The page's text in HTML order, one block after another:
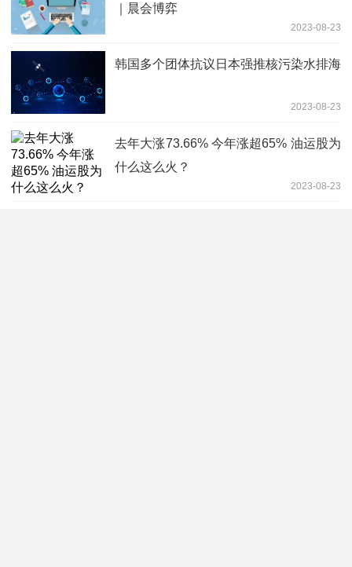
｜晨会博弈
2023-08-23
韩国多个团体抗议日本强推核污染水排海
2023-08-23
去年大涨73.66% 今年涨超65% 油运股为
什么这么火？
2023-08-23